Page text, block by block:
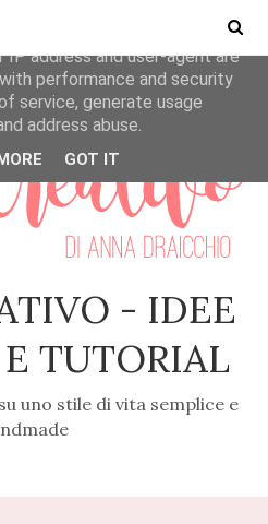
- IDEE
TUTORIAL
uno stile di vita semplice e
Google to deliver its services
IP address and user-agent are
performance and security
service, generate usage
address abuse.
GOT IT